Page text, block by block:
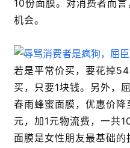
10份面膜。对消费者而
机会。
若是平常价买，要花掉
买，只要1块钱。另外，
春雨蜂蜜面膜，优惠价
元，加1元物流费，一共
面膜是女性朋友最基础